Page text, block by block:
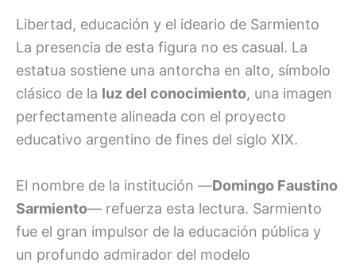
Libertad, educación y el ideario de Sarmiento
La presencia de esta figura no es casual. La
estatua sostiene una antorcha en alto, símbolo
clásico de la luz del conocimiento, una imagen
perfectamente alineada con el proyecto
educativo argentino de fines del siglo XIX.
El nombre de la institución —Domingo Faustino
Sarmiento— refuerza esta lectura. Sarmiento
fue el gran impulsor de la educación pública y
un profundo admirador del modelo